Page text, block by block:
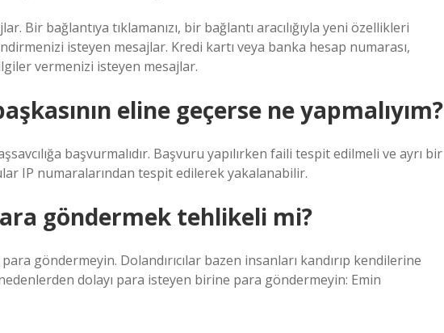
Bir bağlantıya tıklamanızı, bir bağlantı aracılığıyla yeni özellikleri
isteyen mesajlar. Kredi kartı veya banka hesap numarası,
vermenizi isteyen mesajlar.
eline geçerse ne yapmalıyım?
başvurmalıdır. Başvuru yapılırken faili tespit edilmeli ve ayrı bir
IP numaralarından tespit edilerek yakalanabilir.
göndermek tehlikeli mi?
göndermeyin. Dolandırıcılar bazen insanları kandırıp kendilerine
dolayı para isteyen birine para göndermeyin: Emin